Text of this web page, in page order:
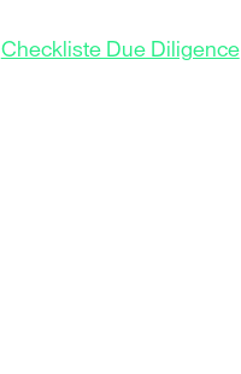
Checkliste Due Diligence